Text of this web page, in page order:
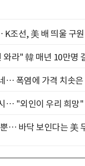
조선, 美 배 띄울 구
와라" 韓 매년 10만명
… 폭염에 가격 치솟
… "외인이 우리 희망"
… 바닥 보인다는 美